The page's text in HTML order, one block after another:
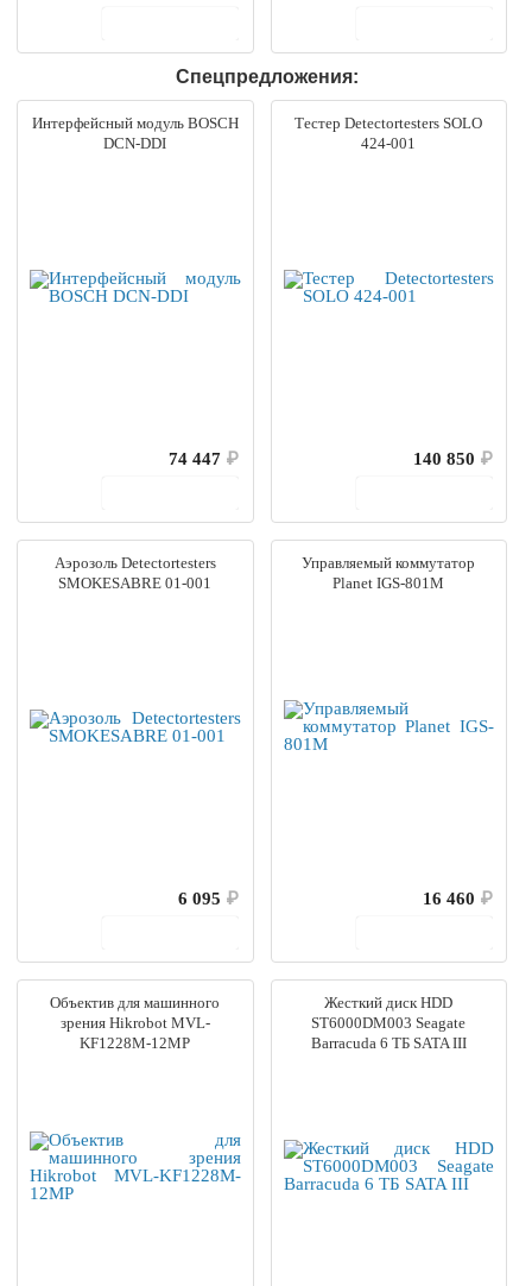
Спецпредложения:
Интерфейсный модуль BOSCH
DCN-DDI
74 447 ₽
Тестер Detectortesters SOLO
424-001
140 850 ₽
Аэрозоль Detectortesters
SMOKESABRE 01-001
6 095 ₽
Управляемый коммутатор
Planet IGS-801M
16 460 ₽
Объектив для машинного
зрения Hikrobot MVL-
KF1228M-12MP
Жесткий диск HDD
ST6000DM003 Seagate
Barracuda 6 ТБ SATA III